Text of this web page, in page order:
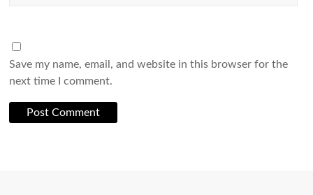
Save my name, email, and website in this browser for the
next time I comment.